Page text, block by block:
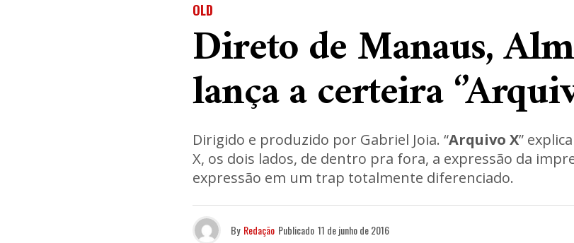
OLD
Direto de Manaus,
lança a certeira
Dirigido e produzido por Gabriel Joia. “Arquivo X”
X, os dois lados, de dentro pra fora, a expressão da
expressão em um trap totalmente diferenciado.
By Redação Publicado 11 de junho de 2016